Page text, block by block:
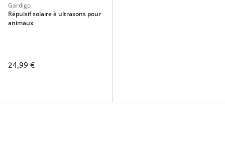
Gardigo
Répulsif solaire à ultrasons pour
animaux
24,99 €